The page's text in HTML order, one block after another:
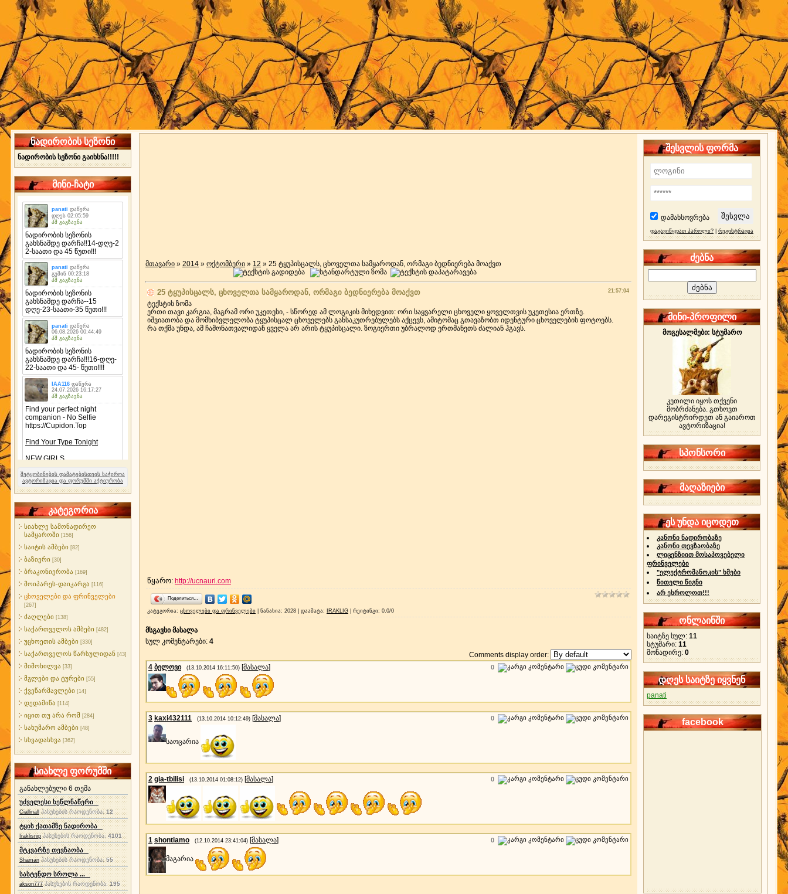
ნადირობის სეზონი
ნადირობის სეზონი გაიხსნა!!!!!
მინი-ჩატი
შეტყობინების დამატებისთვის საჭიროა
ავტორიზაცია და ფორუმში აქტიურობა
კატეგორია
სიახლე სამონადირეო
სამყაროში [156]
საიტის ამბები [82]
ბაზიერი [30]
ბრაკონიერობა [169]
მოიპარეს-დაიკარგა [116]
ცხოველები და ფრინველები
[267]
ძაღლები [138]
საქართველოს ამბები [482]
უცხოეთის ამბები [330]
საქართველოს წარსულიდან [43]
მიმოხილვა [33]
მგლები და ტურები [55]
ქვეწარმავლები [14]
დედამიწა [114]
იცით თუ არა რომ [284]
სახუმარო ამბები [48]
სხვადასხვა [362]
სიახლე ფორუმში
განახლებული 6 თემა
უძველესი ხეწლნაწერი
Ciallinall პასუხების რაოდენობა:12
ტყის ქათამზე ნადირობა
Iraklisnip პასუხების რაოდენობა: 4101
მტკვარზე თევზაობა
Shaman პასუხების რაოდენობა:55
სასტენდო სროლა ...
akson777 პასუხების რაოდენობა:195
მთავარი » 2014 » ოქტომბერი » 12 » 25 ტყუპისცალს, ცხოველთა სამყაროდან, ორმაგი ბედნიერება მოაქვთ
21:57:04
25 ტყუპისცალს, ცხოველთა სამყაროდან, ორმაგი ბედნიერება მოაქვთ
ტექსტის ზომა
ერთი თავი კარგია, მაგრამ ორი უკეთესი, - სწორედ ამ ლოგიკის მიხედვით: ორი საყვარელი ცხოველი ყოველთვის უკეთესია ერთზე.
იშვიათობა და მომხიბვლელობა ტყუპისცალ ცხოველებს განსაკუთრებულებს აქცევს, ამიტომაც გთავაზობთ იდენტური ცხოველების ფოტოებს.
რა თქმა უნდა, ამ ჩამონათვალიდან ყველა არ არის ტყუპისცალი. ზოგიერთი უბრალოდ ერთმანეთს ძალიან ჰგავს.
წყარო: http://ucnauri.com
Поделиться…
კატეგორია: ცხოველები და ფრინველები ნანახია: 2028 | დაამატა: IRAKLIG რეიტინგი: 0.0/0
მსგავსი მასალა
სულ კომენტარები: 4
Comments display order:
0
4 ბელოვი (13.10.2014 16:11:50) [მასალა]
0
3 kaxi432111 (13.10.2014 10:12:49) [მასალა]
საოცარია
0
2 gia-tbilisi (13.10.2014 01:08:12) [მასალა]
0
1 shontiamo (12.10.2014 23:41:04) [მასალა]
მაგარია
შესვლის ფორმა
დამახსოვრება
დაგავიწყდათ პაროლი? რეგისტრაცია
ძებნა
მინი-პროფილი
მოგესალმები: სტუმარო
კეთილი იყოს თქვენი
მობრძანება. გთხოვთ
დარეგისტრირდეთ ან გაიაროთ
ავტორიზაცია!
სპონსორი
მაღაზიები
ეს უნდა იცოდეთ
კანონი ნადირობაზე
კანონი თევზაობაზე
ლიცენზიით მოსაპოვებელი
ფრინველები
"ელექტრომანოკის" ხმები
წითელი წიგნი
არ ესროლოთ!!!
ონლაინში
საიტზე სულ: 11
სტუმარი: 11
მონადირე: 0
დღეს საიტზე იყვნენ
panati
facebook